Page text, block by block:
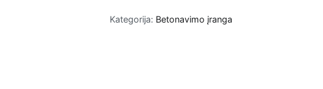
Kategorija: Betonavimo įranga